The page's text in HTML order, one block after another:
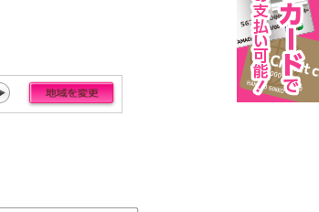
神戸市長田区[18件] 神戸市